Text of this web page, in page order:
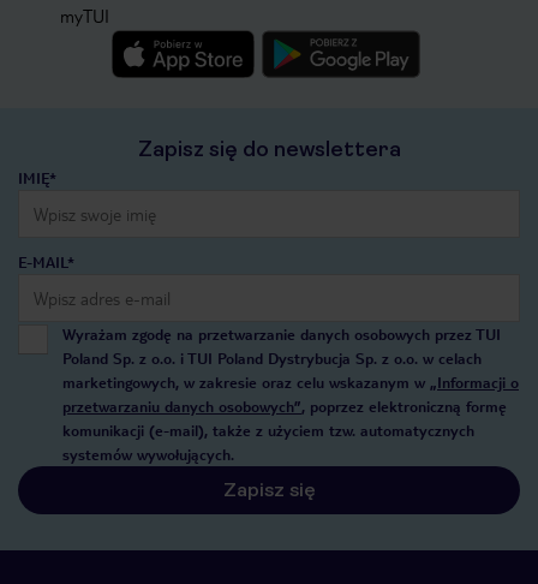
myTUI
Zapisz się do newslettera
IMIĘ*
E-MAIL*
Wyrażam zgodę na przetwarzanie danych osobowych przez TUI
Poland Sp. z o.o. i TUI Poland Dystrybucja Sp. z o.o. w celach
marketingowych, w zakresie oraz celu wskazanym w „Informacji o
przetwarzaniu danych osobowych”, poprzez elektroniczną formę
komunikacji (e-mail), także z użyciem tzw. automatycznych
systemów wywołujących.
Zapisz się